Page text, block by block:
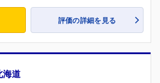
評価の詳細を見る
海道